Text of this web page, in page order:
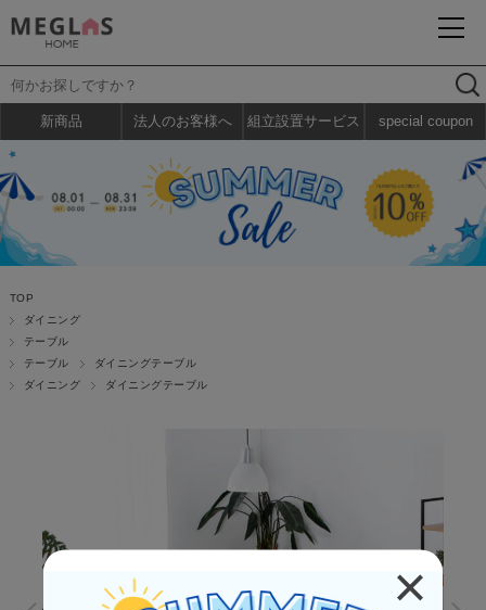
新商品 法人のお客様へ 組立設置サービス special coupon
TOP
ダイニング
テーブル
テーブル
ダイニングテーブル
ダイニング
ダイニングテーブル